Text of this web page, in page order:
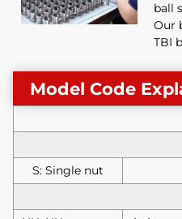
ball
Our
TBI
Model Code
S: Single nut